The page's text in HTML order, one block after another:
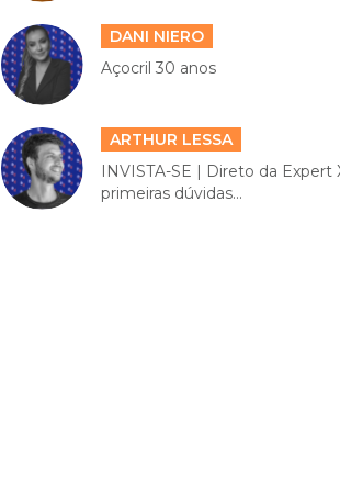
DANI NIERO
Açocril 30 anos
ARTHUR LESSA
INVISTA-SE | Direto da Expert
primeiras dúvidas...